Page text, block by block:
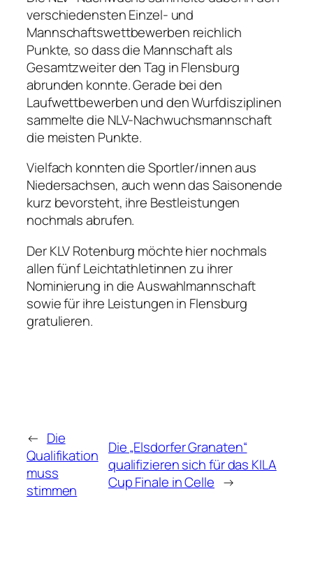
verschiedensten Einzel- und
Mannschaftswettbewerben reichlich
Punkte, so dass die Mannschaft als
Gesamtzweiter den Tag in Flensburg
abrunden konnte. Gerade bei den
Laufwettbewerben und den Wurfdisziplinen
sammelte die NLV-Nachwuchsmannschaft
die meisten Punkte.
Vielfach konnten die Sportler/innen aus
Niedersachsen, auch wenn das Saisonende
kurz bevorsteht, ihre Bestleistungen
nochmals abrufen.
Der KLV Rotenburg möchte hier nochmals
allen fünf Leichtathletinnen zu ihrer
Nominierung in die Auswahlmannschaft
sowie für ihre Leistungen in Flensburg
gratulieren.
← Die
Qualifikation
muss
stimmen
Die „Elsdorfer Granaten“
qualifizieren sich für das KILA
Cup Finale in Celle →